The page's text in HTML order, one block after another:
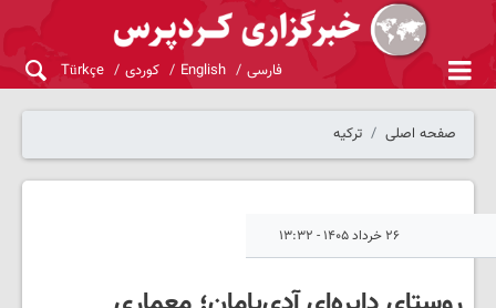
فارسی English کوردی Türkçe
صفحه اصلی ترکیه
۲۶ خرداد ۱۴۰۵ - ۱۳:۳۲